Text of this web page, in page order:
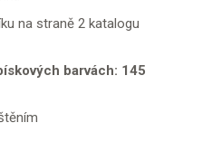
na straně 2 katalogu
barvách: 145